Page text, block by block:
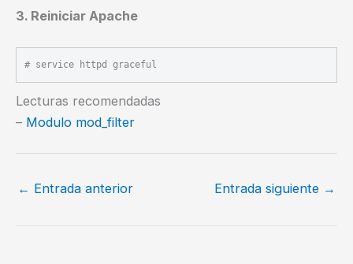
3. Reiniciar Apache
Lecturas recomendadas
– Modulo mod_filter
← Entrada anterior Entrada siguiente →